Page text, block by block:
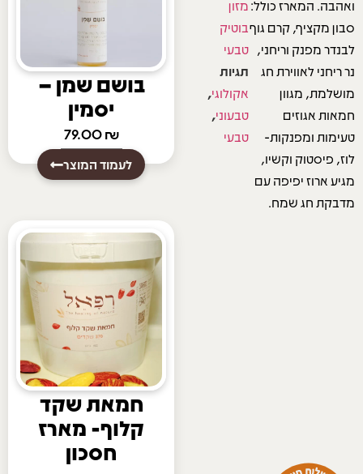
ואהבה. המארז כולל:
סבון מקציף, קרם גוף
לבנדר מפנק וריחני,
נר ריחני לאווירת חג
מושלמת, מגוון
חמאות אגוזים
טעימות ומפנקות-
לוז, פיסטוק וקשיו,
מגיע ארוז יפיפה עם
מדבקת חג שמח.
מזון
בוטיק
טבעי
תגיות
אקולוגי,
טבעוני,
טבעי
בושם שמן –
יסמין
₪
79.00
לעמוד המוצר
חמאת שקד
קלוף- מארז
חסכון